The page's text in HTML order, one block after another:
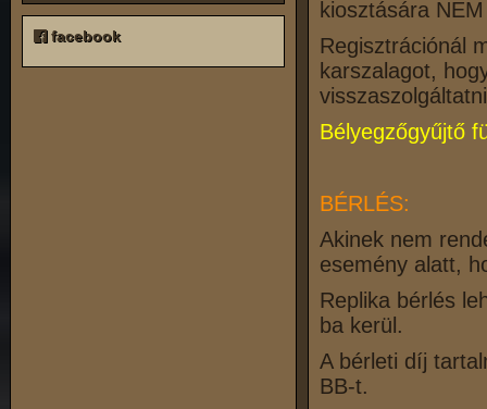
facebook
kiosztására
Regisztrációnál
karszalagot,
Bélyegzőgyűjtő
BÉRLÉS:
Akinek nem
esemény alatt,
Replika bérlés
ba kerül.
A bérleti díj
BB-t.